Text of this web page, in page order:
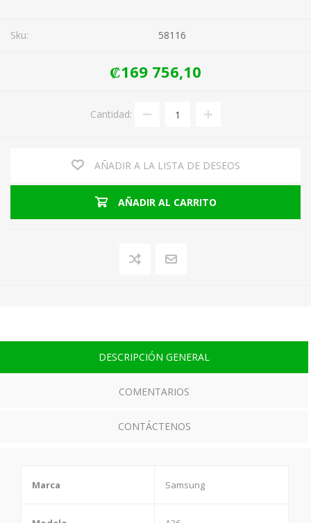
Sku: 58116
₡169 756,10
Cantidad:
AÑADIR A LA LISTA DE DESEOS
AÑADIR AL CARRITO
DESCRIPCIÓN GENERAL
COMENTARIOS
CONTÁCTENOS
Marca Samsung